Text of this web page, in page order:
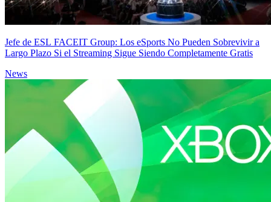
Jefe de ESL FACEIT Group: Los eSports No Pueden Sobrevivir a
Largo Plazo Si el Streaming Sigue Siendo Completamente Gratis
News